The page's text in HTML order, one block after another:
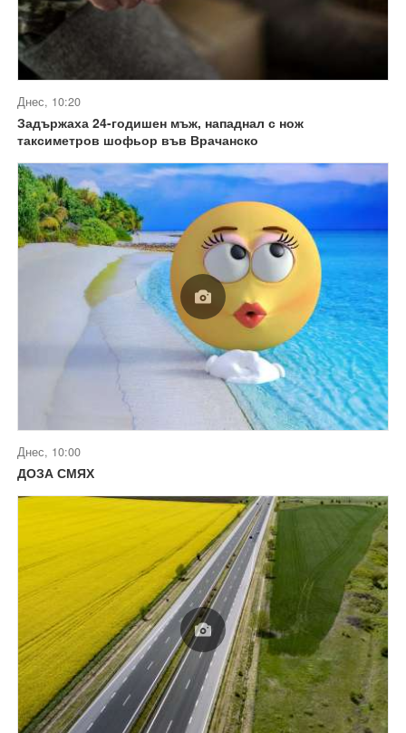
Днес, 10:20
Задържаха 24-годишен мъж, нападнал с нож
таксиметров шофьор във Врачанско
Днес, 10:00
ДОЗА СМЯХ